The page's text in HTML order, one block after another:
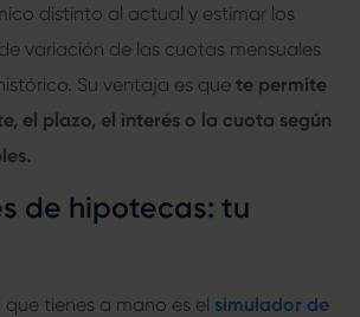
distinto al actual y estimar los
variación de las cuotas mensuales
Su ventaja es que te permite
el plazo, el interés o la cuota según
de hipotecas: tu
tienes a mano es el simulador de